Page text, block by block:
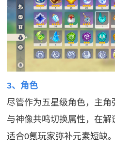
3、角色
尽管作为五星级角色，主
与神像共鸣切换属性，在
适合0氪玩家弥补元素短缺。